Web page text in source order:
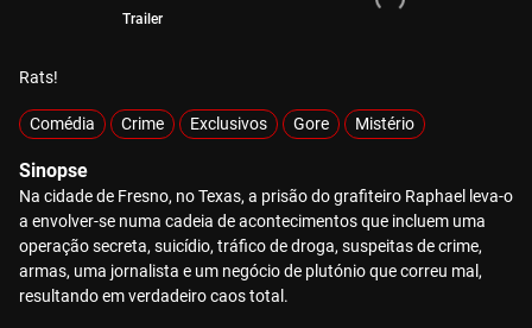
Trailer
Rats!
Comédia Crime Exclusivos Gore Mistério
Sinopse
Na cidade de Fresno, no Texas, a prisão do grafiteiro Raphael leva-o
a envolver-se numa cadeia de acontecimentos que incluem uma
operação secreta, suicídio, tráfico de droga, suspeitas de crime,
armas, uma jornalista e um negócio de plutónio que correu mal,
resultando em verdadeiro caos total.